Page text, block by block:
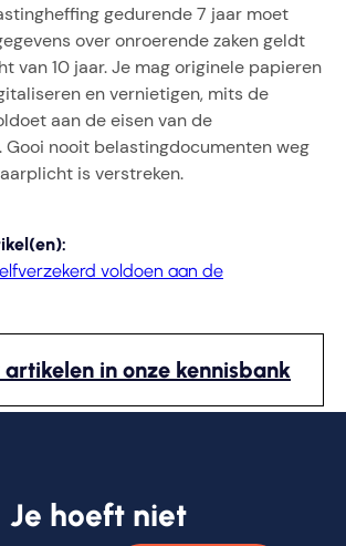
gedurende 7 jaar moet
over onroerende zaken geldt
van 10 jaar. Je mag originele papieren
en vernietigen, mits de
aan de eisen van de
Gooi nooit belastingdocumenten weg
is verstreken.
voldoen aan de
artikelen in onze kennisbank
Je hoeft niet